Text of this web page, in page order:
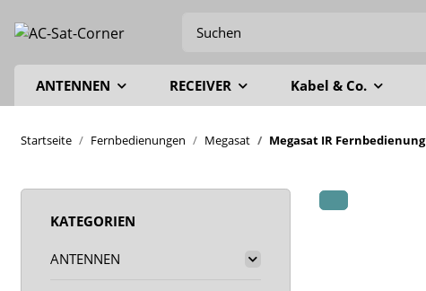
ANTENNEN RECEIVER Kabel & Co.
Startseite Fernbedienungen Megasat Megasat IR Fernbedienung
KATEGORIEN
ANTENNEN